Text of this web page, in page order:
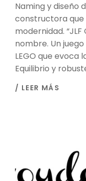
Naming y diseño
constructora que
modernidad.
nombre. Un
LEGO que evoca
Equilibrio y
/ LEER MÁS